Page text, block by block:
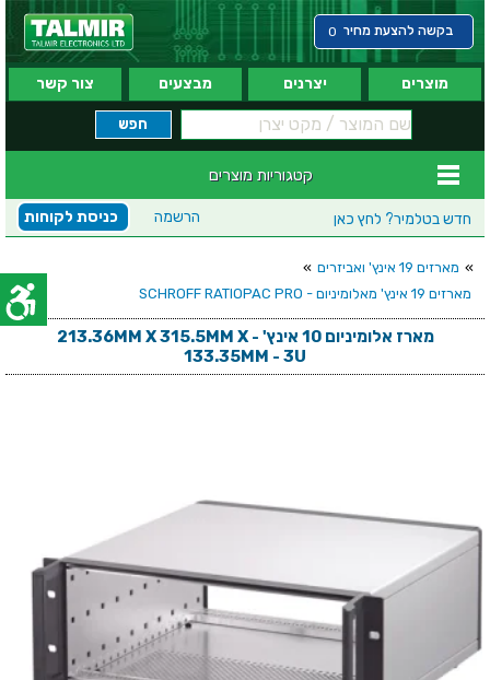
בקשה להצעת מחיר 0
מוצרים יצרנים מבצעים צור קשר
קטגוריות מוצרים
חדש בטלמיר? לחץ כאן כניסת לקוחות הרשמה
» מארזים 19 אינץ' ואביזרים
»
מארזים 19 אינץ' מאלומיניום - SCHROFF RATIOPAC PRO
מארז אלומיניום 10 אינץ' - 213.36MM X 315.5MM X
133.35MM - 3U